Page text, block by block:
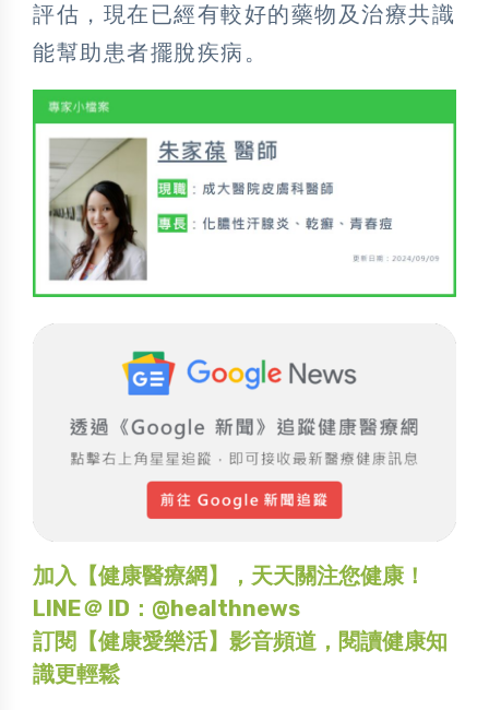
評估，現在已經有較好的藥物及治療共識
能幫助患者擺脫疾病。
加入【健康醫療網】，天天關注您健康！
LINE＠ ID：@healthnews
訂閱【健康愛樂活】影音頻道，閱讀健康知
識更輕鬆